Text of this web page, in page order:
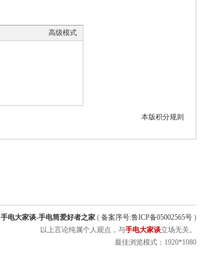
高级模式
本版积分规则
手电大家谈-手电筒爱好者之家( 备案序号:鲁ICP备05002565号)
以上言论纯属个人观点，与手电大家谈立场无关。
最佳浏览模式：1920*1080